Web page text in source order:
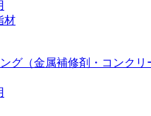
材
グ （金属補修剤・コンクリ